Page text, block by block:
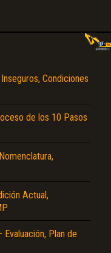
Condiciones
de los 10 Pasos
Actual,
Plan de